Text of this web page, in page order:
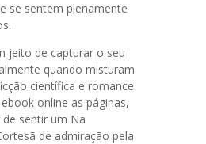
se sentem plenamente
jeito de capturar o seu
quando misturam
científica e romance.
online as páginas,
sentir um Na
de admiração pela